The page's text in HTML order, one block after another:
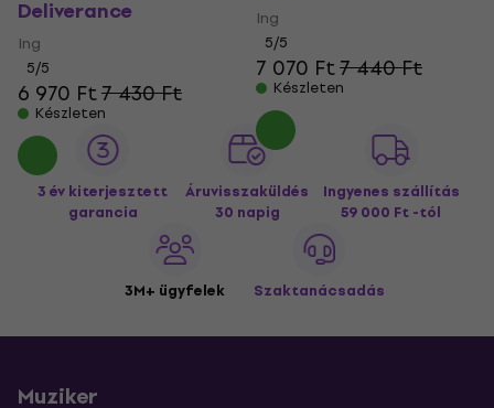
Deliverance
Ing
5/5
6 970 Ft7 430 Ft
Készleten
Ing
5/5
7 070 Ft7 440 Ft
Készleten
3 év kiterjesztett
garancia
Áruvisszaküldés
30 napig
Ingyenes szállítás
59 000 Ft -tól
3M+ ügyfelek Szaktanácsadás
Muziker